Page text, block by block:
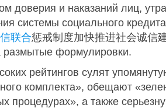
доверия и наказаний лиц,
системы социального
联合惩戒制度加快推进社会诚信
размытые формулировки.
рейтингов сулят
комплекта», обещают
процедурах», а также